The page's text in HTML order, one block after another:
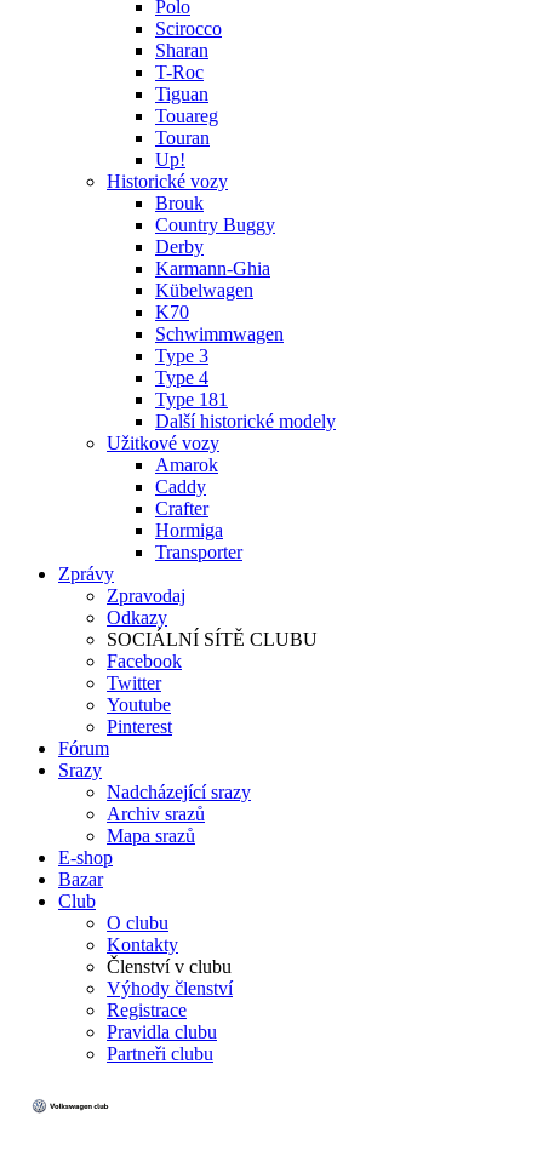
Polo
Scirocco
Sharan
T-Roc
Tiguan
Touareg
Touran
Up!
Historické vozy
Brouk
Country Buggy
Derby
Karmann-Ghia
Kübelwagen
K70
Schwimmwagen
Type 3
Type 4
Type 181
Další historické modely
Užitkové vozy
Amarok
Caddy
Crafter
Hormiga
Transporter
Zprávy
Zpravodaj
Odkazy
SOCIÁLNÍ SÍTĚ CLUBU
Facebook
Twitter
Youtube
Pinterest
Fórum
Srazy
Nadcházející srazy
Archiv srazů
Mapa srazů
E-shop
Bazar
Club
O clubu
Kontakty
Členství v clubu
Výhody členství
Registrace
Pravidla clubu
Partneři clubu